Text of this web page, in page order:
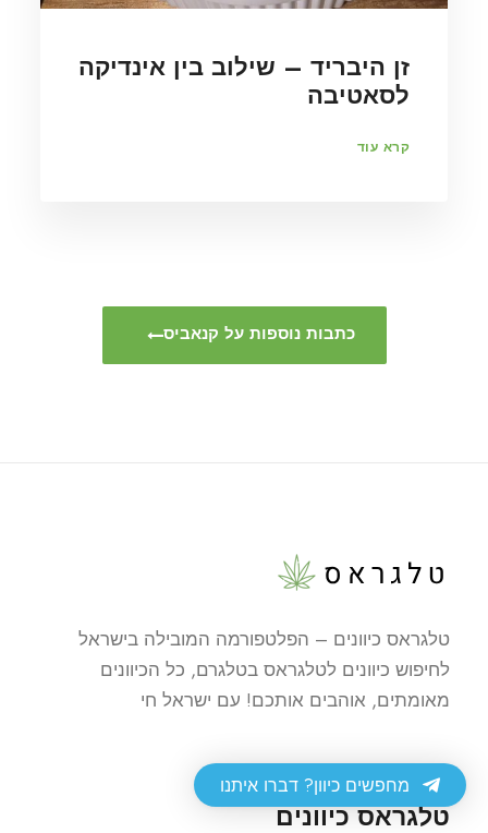
שינוי תפיסתי, מדיה והשפעה
חברתית, הקנאביס בעין
כתבות נוספות על קנאביס
טלגראס כיוונים – הפלטפורמה המובילה בישראל
לחיפוש כיוונים לטלגראס בטלגרם, כל הכיוונים
מאומתים, אוהבים אותכם! עם ישראל חי
טלגראס כיוונים
מחפשים כיוון? דברו איתנו